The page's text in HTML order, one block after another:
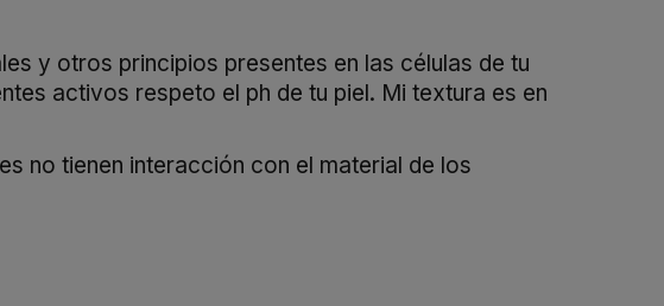
y otros principios presentes en las células de tu
activos respeto el ph de tu piel. Mi textura es en
no tienen interacción con el material de los